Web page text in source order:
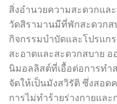
สิ่งอำนวยความสะดวกแล
วัดสิรามานมีที่พักสะดวกส
กิจกรรมบำบัดและโปรแก
สะอาดและสะดวกสบาย
นิมอลลิสต์ที่เอื้อต่อการทำ
จัดให้เป็นมังสวิรัติ ซึ่งสอ
การไม่ทำร้ายร่างกายแล